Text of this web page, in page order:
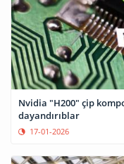
Nvidia "H200" çip
dayandırıblar
17-01-2026